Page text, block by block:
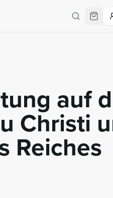
auf
Christi
Reiches